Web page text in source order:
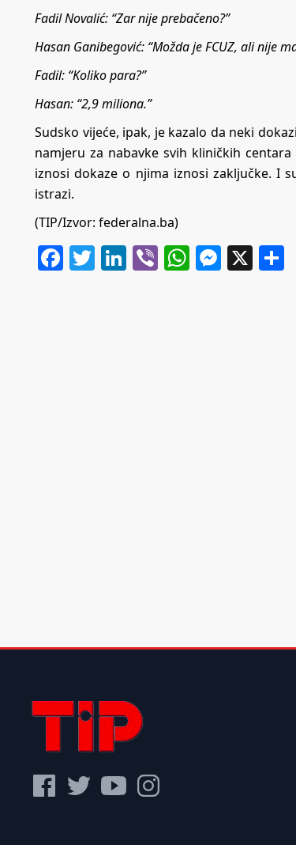
Fadil Novalić: “Zar nije prebačeno?”
Hasan Ganibegović: “Možda je FCUZ, ali nije
Fadil: “Koliko para?”
Hasan: “2,9 miliona.”
Sudsko vijeće, ipak, je kazalo da neki
namjeru za nabavke svih kliničkih
iznosi dokaze o njima iznosi zaključke. I
istrazi.
(TIP/Izvor: federalna.ba)
Facebook
Twitter
LinkedIn
ViberWhatsApp
X